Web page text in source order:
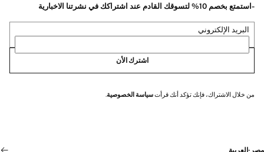
-استمتع بخصم 10% لتسوقك القادم عند اشتراكك في نشرتنا الاخبارية
البريد الإلكتروني
اشترك الأن
من خلال الاشتراك، فإنك تؤكد أنك قرأتسياسة الخصوصية.